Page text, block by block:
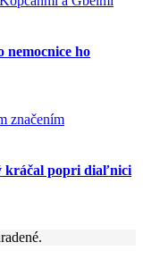
nemocnice ho
kráčal popri diaľnici